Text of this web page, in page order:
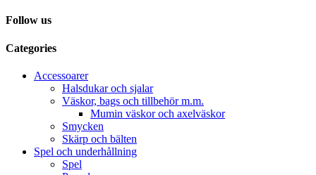
Follow us
Categories
Accessoarer
Halsdukar och sjalar
Väskor, bags och tillbehör m.m.
Mumin väskor och axelväskor
Smycken
Skärp och bälten
Spel och underhållning
Spel